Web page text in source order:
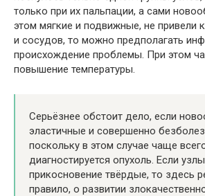
только при их пальпации, а сами
этом мягкие и подвижные, не привели
и сосудов, то можно предполагать
происхождение проблемы. При этом
повышение температуры.
Серьёзнее обстоит дело, если
эластичные и совершенно
поскольку в этом случае чаще
диагностируется опухоль. Если
прикосновение твёрдые, то здесь
правило, о развитии